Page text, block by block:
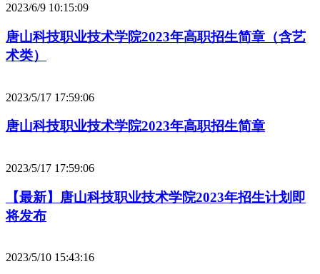
2023/6/9 10:15:09
唐山科技职业技术学院2023年高职招生简章（含艺
术类）
2023/5/17 17:59:06
唐山科技职业技术学院2023年高职招生简章
2023/5/17 17:59:06
【最新】唐山科技职业技术学院2023年招生计划即
将发布
2023/5/10 15:43:16